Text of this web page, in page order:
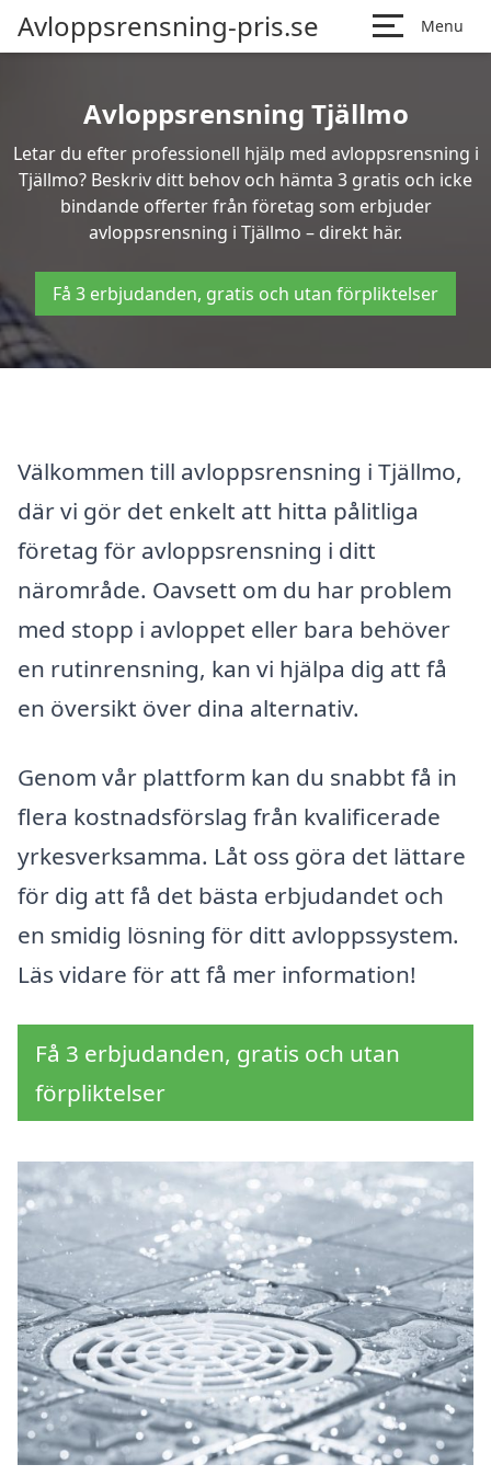
Avloppsrensning-pris.se Menu
Avloppsrensning Tjällmo
Letar du efter professionell hjälp med avloppsrensning i
Tjällmo? Beskriv ditt behov och hämta 3 gratis och icke
bindande offerter från företag som erbjuder
avloppsrensning i Tjällmo – direkt här.
Få 3 erbjudanden, gratis och utan förpliktelser
Välkommen till avloppsrensning i Tjällmo,
där vi gör det enkelt att hitta pålitliga
företag för avloppsrensning i ditt
närområde. Oavsett om du har problem
med stopp i avloppet eller bara behöver
en rutinrensning, kan vi hjälpa dig att få
en översikt över dina alternativ.
Genom vår plattform kan du snabbt få in
flera kostnadsförslag från kvalificerade
yrkesverksamma. Låt oss göra det lättare
för dig att få det bästa erbjudandet och
en smidig lösning för ditt avloppssystem.
Läs vidare för att få mer information!
Få 3 erbjudanden, gratis och utan
förpliktelser